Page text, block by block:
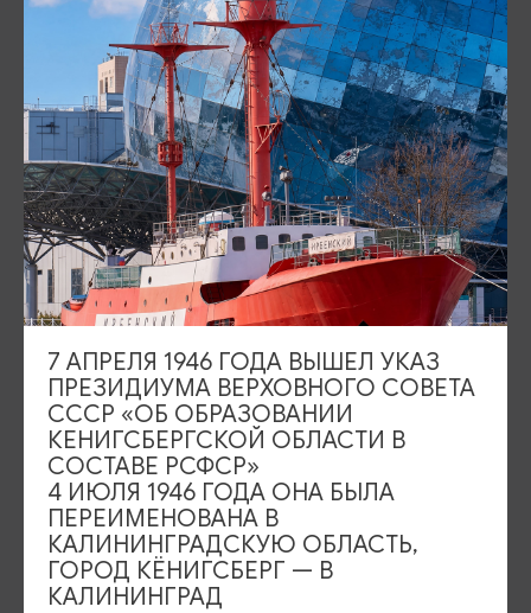
Аудиогиды
Что привезти из Калининграда
Карта парковок и туалетов
Камеры хранения
Камеры
ИЩИТЕ ТАКЖЕ НА НАШЕМ САЙТЕ
Серебряное ожерелье
7 АПРЕЛЯ 1946 ГОДА ВЫШЕЛ УКАЗ
ПРЕЗИДИУМА ВЕРХОВНОГО СОВЕТА
СССР «ОБ ОБРАЗОВАНИИ
КЕНИГСБЕРГСКОЙ ОБЛАСТИ В
СОСТАВЕ РСФСР»
4 ИЮЛЯ 1946 ГОДА ОНА БЫЛА
ПЕРЕИМЕНОВАНА В
КАЛИНИНГРАДСКУЮ ОБЛАСТЬ,
ГОРОД КЁНИГСБЕРГ — В
КАЛИНИНГРАД